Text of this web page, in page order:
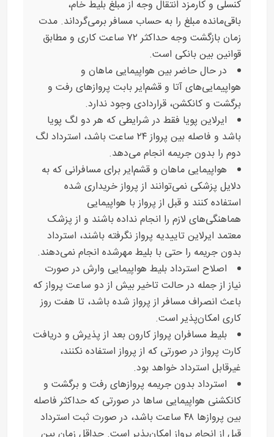
کنسلی و کارمزد انتقال وجه از مبلغ بلیط خام،
باقی‌مانده مبلغ را به حساب مسافر برمی‌گرداند. مدت
زمان بازگشت وجه حداکثر ۷۲ ساعت کاری و مطابق
قوانین بین بانکی است.
در حال حاضر بین هواپیمایی ماهان و
هواپیمایی‌های آتا و قشم‌ایر بابت پروازهای رفت و
برگشت و کانکشن، قراردادی وجود ندارد.
ایرلاین پویا فقط در شرایطی که هر دو لگ پویا
باشد و فاصله بین پرواز ۲۴ ساعت باشد، استرداد لگ
دوم را بدون جریمه انجام می‌دهد.
هواپیمایی ماهان و قشم‌ایر برای مسافرانی که به
دلایل پزشکی نمی‌توانند از پرواز خریداری شده
استفاده کنند و قبل از پرواز با هواپیمایی
هماهنگی‌های لازم را انجام نداده باشند و از پزشک
معتمد ایرلاین تاییدیه پرواز نگرفته باشند، استرداد
بدون جریمه را حتی با بلیط مهرشده انجام نمی‌دهند.
اصلاح استرداد بلیط هواپیمایی وارش در صورت
نیاز از جمله در حالت تاخیر بیش از دو ساعت پرواز که
باعث انصراف مسافر از پرواز شده باشد، تا هفت روز
کاری امکان‌پذیر است.
بلیط مسافران پرواز کارون بعد از پذیرش و دریافت
کارت پرواز در صورتی که از پرواز استفاده نکنند،
غیرقابل استرداد خواهد بود.
استرداد بدون جریمه پروازهای رفت و برگشت و
کانکشنی هواپیمایی ساها در صورتی که حداکثر فاصله
بین پروازها ۴۸ ساعت باشد، در صورت ثبت استرداد